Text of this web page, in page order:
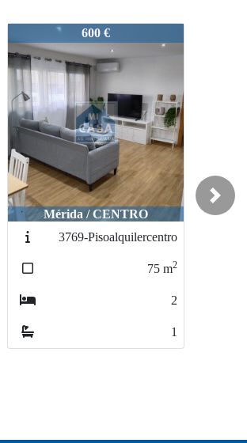
3739-AlquilerBodegones
600 €
Mérida / CENTRO
3769-Pisoalquilercentro
75 m2
2
1
Next